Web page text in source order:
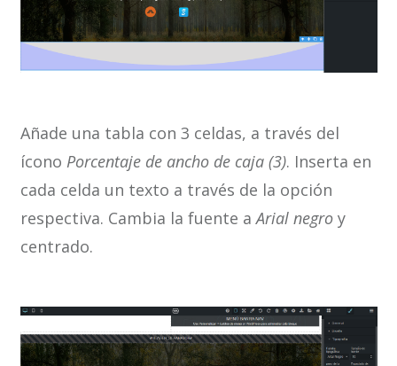
Añade una tabla con 3 celdas, a través del
ícono Porcentaje de ancho de caja (3). Inserta en
cada celda un texto a través de la opción
respectiva. Cambia la fuente aArial negroy
centrado.